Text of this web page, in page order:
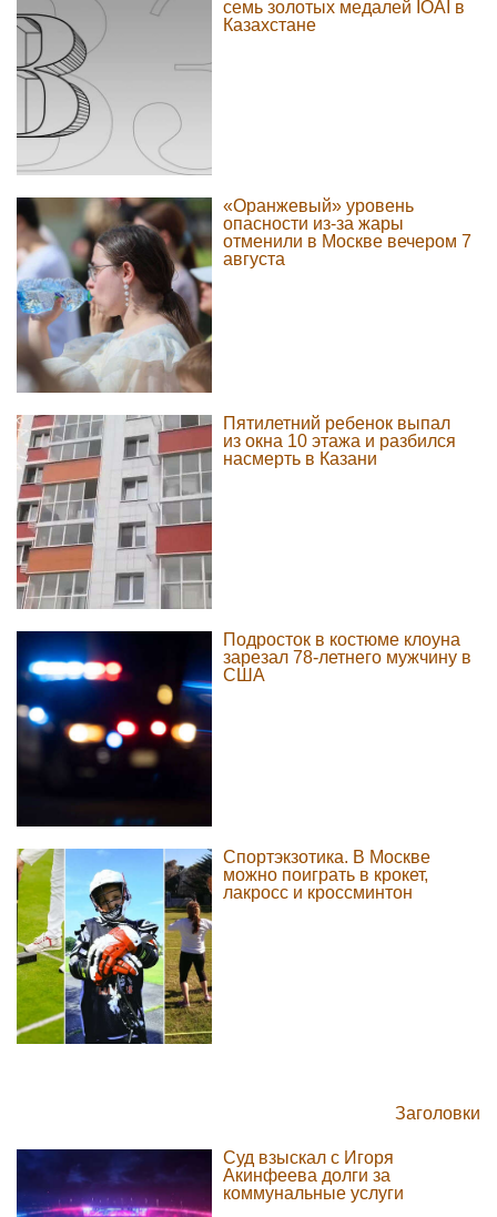
семь золотых медалей IOAI в
Казахстане
«Оранжевый» уровень
опасности из-за жары
отменили в Москве вечером 7
августа
Пятилетний ребенок выпал
из окна 10 этажа и разбился
насмерть в Казани
Подросток в костюме клоуна
зарезал 78-летнего мужчину в
США
Спортэкзотика. В Москве
можно поиграть в крокет,
лакросс и кроссминтон
Заголовки
Суд взыскал с Игоря
Акинфеева долги за
коммунальные услуги